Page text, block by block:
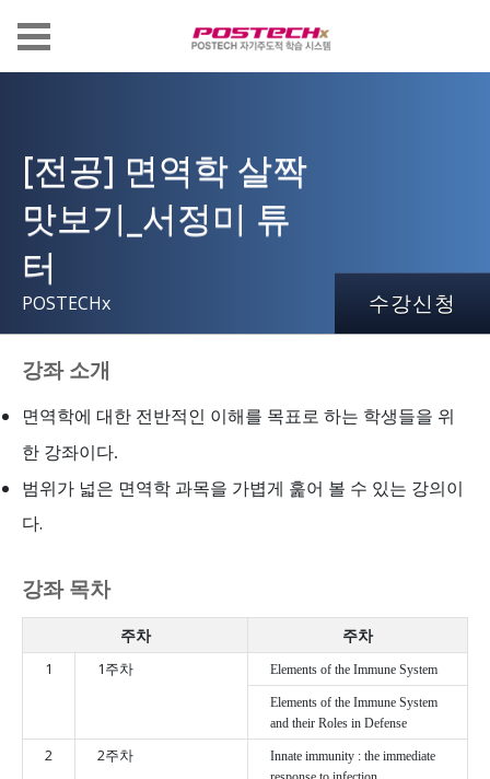
[전공] 면역학 살짝
맛보기_서정미 튜
터
POSTECHx 수강신청
강좌 소개
면역학에 대한 전반적인 이해를 목표로 하는 학생들을 위
한 강좌이다.
범위가 넓은 면역학 과목을 가볍게 훑어 볼 수 있는 강의이
다.
강좌 목차
주차 주차
1 1주차 Elements of the Immune System
Elements of the Immune System
and their Roles in Defense
2 2주차
Innate immunity : the immediate